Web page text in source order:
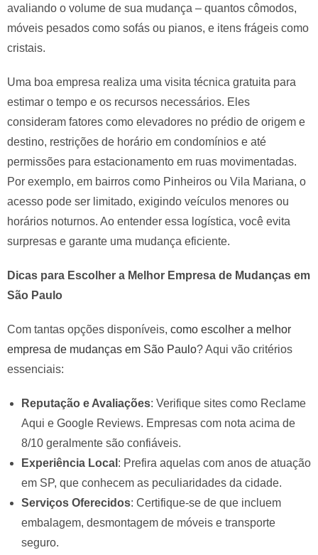
avaliando o volume de sua mudança – quantos cômodos,
móveis pesados como sofás ou pianos, e itens frágeis como
cristais.
Uma boa empresa realiza uma visita técnica gratuita para
estimar o tempo e os recursos necessários. Eles
consideram fatores como elevadores no prédio de origem e
destino, restrições de horário em condomínios e até
permissões para estacionamento em ruas movimentadas.
Por exemplo, em bairros como Pinheiros ou Vila Mariana, o
acesso pode ser limitado, exigindo veículos menores ou
horários noturnos. Ao entender essa logística, você evita
surpresas e garante uma mudança eficiente.
Dicas para Escolher a Melhor Empresa de Mudanças em
São Paulo
Com tantas opções disponíveis, como escolher a melhor
empresa de mudanças em São Paulo? Aqui vão critérios
essenciais:
Reputação e Avaliações: Verifique sites como Reclame
Aqui e Google Reviews. Empresas com nota acima de
8/10 geralmente são confiáveis.
Experiência Local : Prefira aquelas com anos de atuação
em SP, que conhecem as peculiaridades da cidade.
Serviços Oferecidos: Certifique-se de que incluem
embalagem, desmontagem de móveis e transporte
seguro.